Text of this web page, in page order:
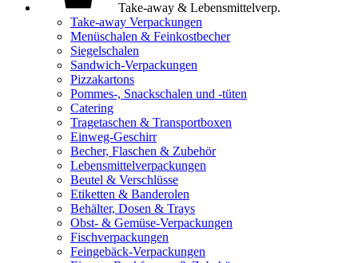
Take-away & Lebensmittelverp.
Take-away Verpackungen
Menüschalen & Feinkostbecher
Siegelschalen
Sandwich-Verpackungen
Pizzakartons
Pommes-, Snackschalen und -tüten
Catering
Tragetaschen & Transportboxen
Einweg-Geschirr
Becher, Flaschen & Zubehör
Lebensmittelverpackungen
Beutel & Verschlüsse
Etiketten & Banderolen
Behälter, Dosen & Trays
Obst- & Gemüse-Verpackungen
Fischverpackungen
Feingebäck-Verpackungen